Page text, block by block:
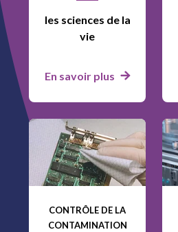
les sciences de la
vie
En savoir plus
CONTRÔLE DE LA
CONTAMINATION